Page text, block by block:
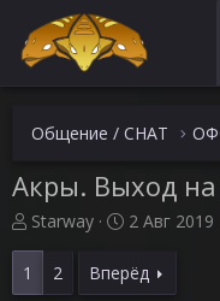
Общение / CHAT
Акры. Выход на
А
о
Starway
Д
т
а
2 Авг 2019
1 2 Вперёд